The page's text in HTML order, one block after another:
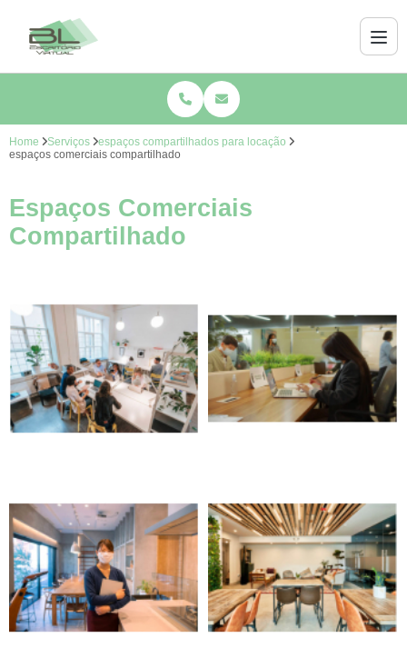
Home Serviços
espaços compartilhados para locação
espaços comerciais compartilhado
Espaços Comerciais
Compartilhado